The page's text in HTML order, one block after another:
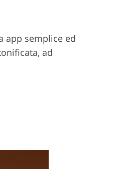
app semplice ed
ad